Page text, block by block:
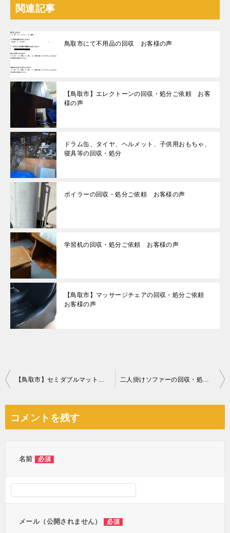
関連記事
鳥取市にて不用品の回収 お客様の声
【鳥取市】エレクトーンの回収・処分ご依頼 お客
様の声
ドラム缶、タイヤ、ヘルメット、子供用おもちゃ、
寝具等の回収・処分
ボイラーの回収・処分ご依頼 お客様の声
学習机の回収・処分ご依頼 お客様の声
【鳥取市】マッサージチェアの回収・処分ご依頼
お客様の声
投
ビ
【鳥取市】セミダブルマットレス、タイヤの回収・処分ご依頼 二人掛けソファーの回収・処分ご依頼 お客様の声
コメントを残す
名前 必須
メール（公開されません） 必須